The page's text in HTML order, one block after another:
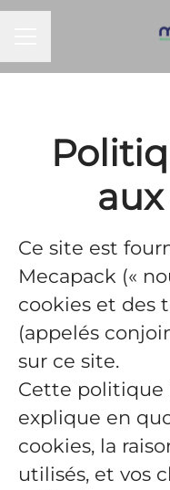
Ce site est
Mecapack («
cookies et des
(appelés
sur ce site.
Cette politique
explique en
cookies, la
utilisés, et vos